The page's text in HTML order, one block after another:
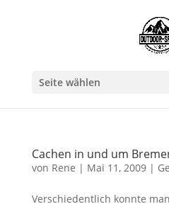
Seite wählen
Cachen in und um
von Rene | Mai 11, 2009|
Verschiedentlich konnte